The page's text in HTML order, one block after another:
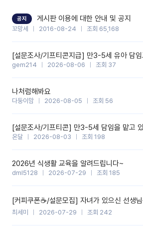
기능을 개발해 주셔서 감사합니다.
공지 게시판 이용에 대한 안내 및 공지
꼬망세 2016-08-24 조회 65,168
gem214 2026-08-06 조회 37
나처럼해봐요
다둥이맘 2026-08-05 조회 56
온달 2026-08-03 조회 198
2026년 식생활 교육을 알려드립니다~
dml5128 2026-07-29 조회 185
최세미 2026-07-29 조회 242